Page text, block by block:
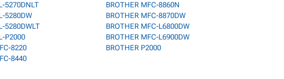
5270DNLT
5280DW
5280DWLT
P2000
8220
8440
BROTHER MFC-8860N
BROTHER MFC-8870DW
BROTHER MFC-L6800DW
BROTHER MFC-L6900DW
BROTHER P2000